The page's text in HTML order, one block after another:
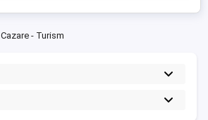
Cazare - Turism